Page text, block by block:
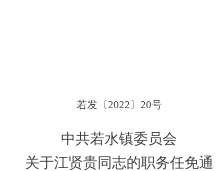
若发 〔2022〕 20号
中共若水镇委员会
关于江贤贵同志的职务任免通